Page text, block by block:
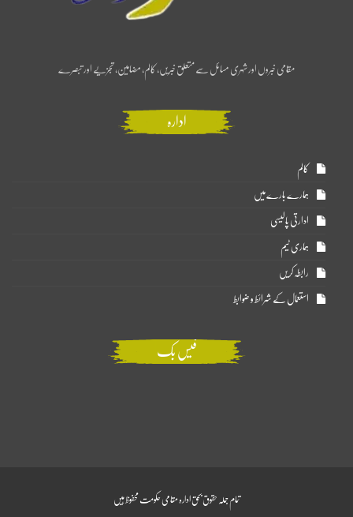
مقامی خبروں اور شہری مسائل سے متعلق خبریں، کالم، مضامین، تجزیے اور تبصرے
ادارہ
کالم
ہمارے بارے میں
ادارتی پالیسی
ہماری ٹیم
رابطہ کریں
استعمال کے شرائط و ضوابط
فیس بک
تمام جملہ حقوق بحق ادارہ مقامی حکومت محفوظ ہیں